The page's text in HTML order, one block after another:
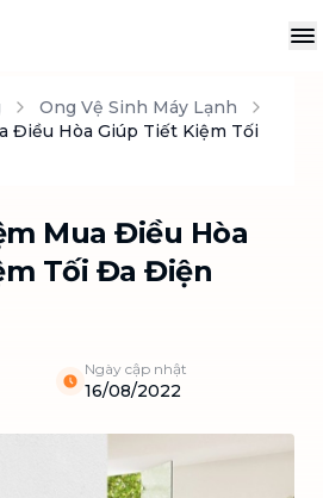
Ong Vệ Sinh Máy Lạnh
Điều Hòa Giúp Tiết Kiệm Tối
Mua Điều Hòa
Tối Đa Điện
Ngày cập nhật
16/08/2022